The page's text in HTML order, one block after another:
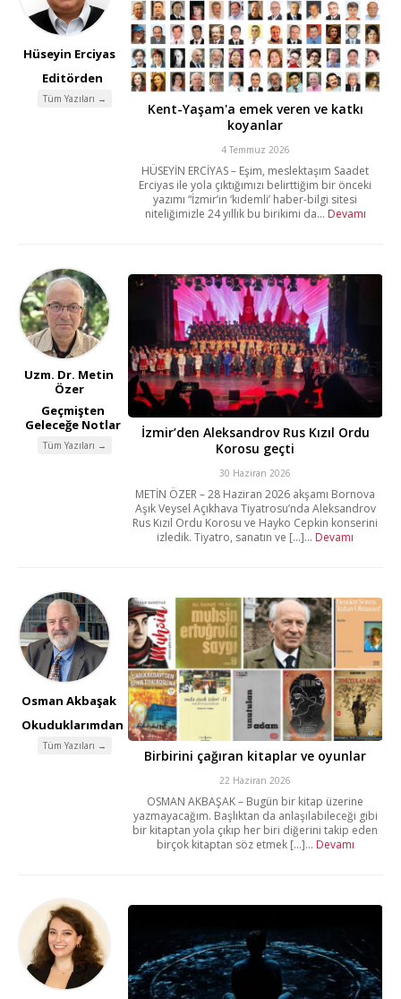
Hüseyin Erciyas
Editörden
Tüm Yazıları →
Kent-Yaşam'a emek veren ve katkı
koyanlar
4 Temmuz 2026
HÜSEYİN ERCİYAS – Eşim, meslektaşım Saadet
Erciyas ile yola çıktığımızı belirttiğim bir önceki
yazımı “İzmir’in ‘kıdemli’ haber-bilgi sitesi
niteliğimizle 24 yıllık bu birikimi da... Devamı
Uzm. Dr. Metin
Özer
Geçmişten
Geleceğe Notlar
Tüm Yazıları →
İzmir’den Aleksandrov Rus Kızıl Ordu
Korosu geçti
30 Haziran 2026
METİN ÖZER – 28 Haziran 2026 akşamı Bornova
Aşık Veysel Açıkhava Tiyatrosu’nda Aleksandrov
Rus Kızıl Ordu Korosu ve Hayko Cepkin konserini
izledik. Tiyatro, sanatın ve [...]... Devamı
Osman Akbaşak
Okuduklarımdan
Tüm Yazıları →
Birbirini çağıran kitaplar ve oyunlar
22 Haziran 2026
OSMAN AKBAŞAK – Bugün bir kitap üzerine
yazmayacağım. Başlıktan da anlaşılabileceği gibi
bir kitaptan yola çıkıp her biri diğerini takip eden
birçok kitaptan söz etmek [...]... Devamı